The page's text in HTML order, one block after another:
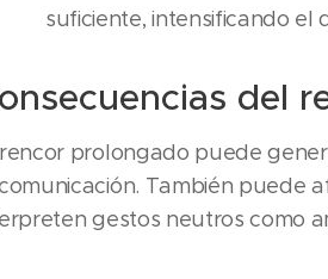
suficiente, intensificando el
del
prolongado puede
También puede
gestos neutros como